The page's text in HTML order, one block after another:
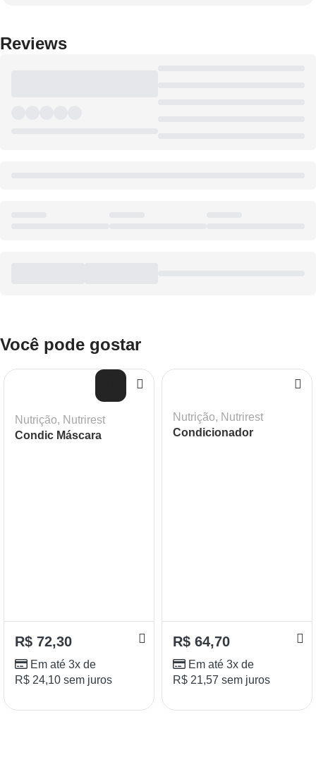
Reviews
Você pode gostar
Nutrição, Nutrirest
Condic Máscara
R$ 72,30
Em até 3x de
R$ 24,10 sem juros
Nutrição, Nutrirest
Condicionador
R$ 64,70
Em até 3x de
R$ 21,57 sem juros